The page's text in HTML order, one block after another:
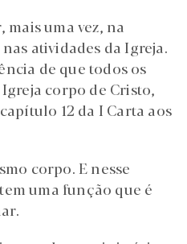
mais uma vez, na
atividades da Igreja.
de que todos os
corpo de Cristo,
12 da I Carta aos
corpo. E nesse
uma função que é